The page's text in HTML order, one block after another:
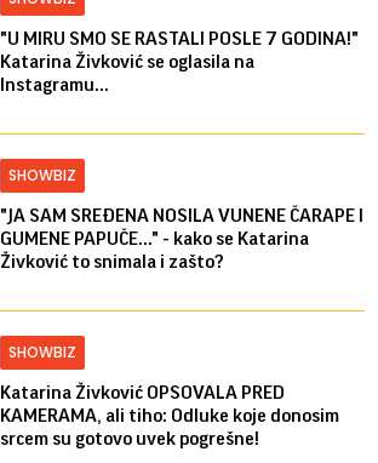
"U MIRU SMO SE RASTALI POSLE 7 GODINA!"
Katarina Živković se oglasila na
Instagramu...
SHOWBIZ
"JA SAM SREĐENA NOSILA VUNENE ČARAPE I
GUMENE PAPUČE..." - kako se Katarina
Živković to snimala i zašto?
SHOWBIZ
Katarina Živković OPSOVALA PRED
KAMERAMA, ali tiho: Odluke koje donosim
srcem su gotovo uvek pogrešne!